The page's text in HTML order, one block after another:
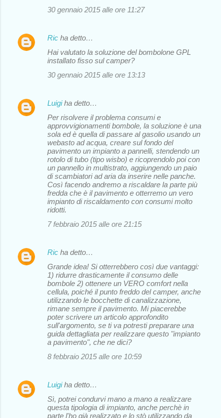
30 gennaio 2015 alle ore 11:27
Ric ha detto…
Hai valutato la soluzione del bombolone GPL
installato fisso sul camper?
30 gennaio 2015 alle ore 13:13
Luigiha detto…
Per risolvere il problema consumi e
approvvigionamenti bombole, la soluzione è una
sola ed è quella di passare al gasolio usando un
webasto ad acqua, creare sul fondo del
pavimento un impianto a pannelli, stendendo un
rotolo di tubo (tipo wisbo) e ricoprendolo poi con
un pannello in multistrato, aggiungendo un paio
di scambiatori ad aria da inserire nelle panche.
Così facendo andremo a riscaldare la parte più
fredda che è il pavimento e otterremo un vero
impianto di riscaldamento con consumi molto
ridotti.
7 febbraio 2015 alle ore 21:15
Ric ha detto…
Grande idea! Si otterrebbero così due vantaggi:
1) ridurre drasticamente il consumo delle
bombole 2) ottenere un VERO comfort nella
cellula, poiché il punto freddo del camper, anche
utilizzando le bocchette di canalizzazione,
rimane sempre il pavimento. Mi piacerebbe
poter scrivere un articolo approfondito
sull'argomento, se ti va potresti preparare una
guida dettagliata per realizzare questo "impianto
a pavimento", che ne dici?
8 febbraio 2015 alle ore 10:59
Luigiha detto…
Sì, potrei condurvi mano a mano a realizzare
questa tipologia di impianto, anche perchè in
parte l'ho già realizzato e lo stò utilizzando da